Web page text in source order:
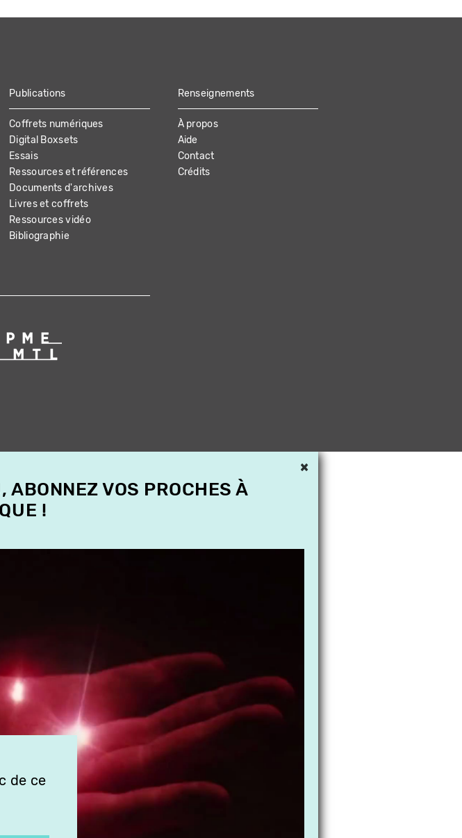
Publications
Coffrets numériques
Digital Boxsets
Essais
Ressources et références
Documents d'archives
Livres et coffrets
Ressources vidéo
Bibliographie
Renseignements
À propos
Aide
Contact
Crédits
de ce
×
ABONNEZ VOS PROCHES À
!